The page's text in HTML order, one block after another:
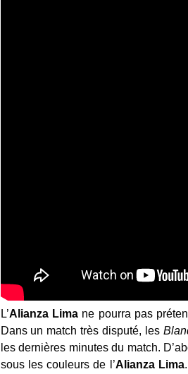
L’Alianza Limane pourra pas
Dans un match très disputé, les
les dernières minutes du match.
sous les couleurs de l’Alianza Lima